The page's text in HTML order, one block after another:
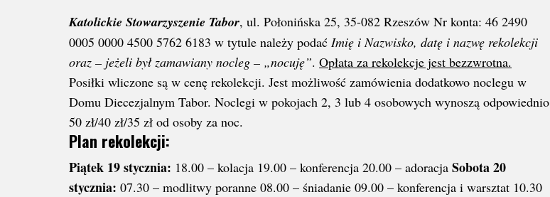
Katolickie Stowarzyszenie Tabor, ul. Połonińska 25, 35-082 Rzeszów Nr konta: 46 2490
0005 0000 4500 5762 6183 w tytule należy podać Imię i Nazwisko, datę i nazwę rekolekcji
oraz – jeżeli był zamawiany nocleg – „nocuję”. Opłata za rekolekcje jest bezzwrotna.
Posiłki wliczone są w cenę rekolekcji. Jest możliwość zamówienia dodatkowo noclegu w
Domu Diecezjalnym Tabor. Noclegi w pokojach 2, 3 lub 4 osobowych wynoszą odpowiednio
50 zł/40 zł/35 zł od osoby za noc.
Plan rekolekcji:
Piątek 19 stycznia: 18.00 – kolacja 19.00 – konferencja 20.00 – adoracja Sobota 20
stycznia: 07.30 – modlitwy poranne 08.00 – śniadanie 09.00 – konferencja i warsztat 10.30